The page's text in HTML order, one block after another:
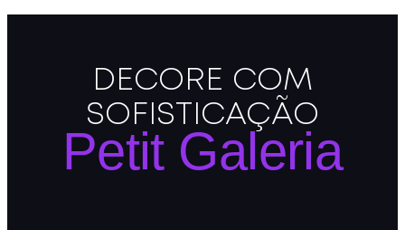
DECORE COM
SOFISTICAÇÃO
Petit Galeria